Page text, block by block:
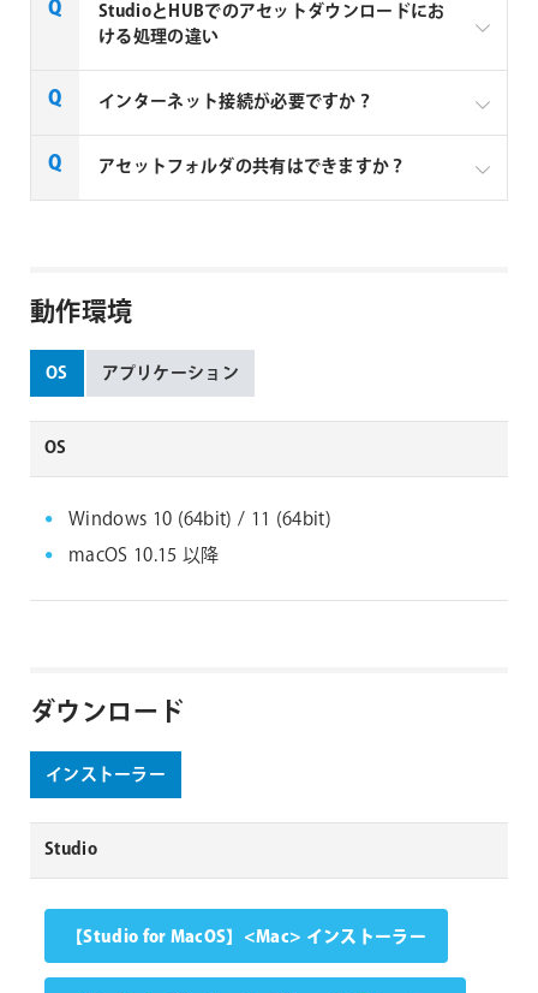
Greyscalegorilla HUB
Cinema 4Dユーザー専用
プラグイン、マテリアル、アセットにアクセス可
能
Plusライブラリ全体にアクセス可能
複数の3Dソフトを使用する場合に推奨
Greyscalegorilla HUB
Cinema 4Dユーザー専用
プラグイン、マテリアル、アセットにアクセス可
る3Dアプリケーション用のConnectorを選択し、指示
に従ってインストールします。
これは完全にユーザーの作業スタイルに依存します。
Greyscalegorillaプラグインが必要な場合: HUBを
使用してください。HUB経由でのみC4Dプラグイ
ンにアクセスすることができます。
マテリアルにのみアクセスが必要な場合 : Studioを
お勧めします。複数の3Dアプリケーションを使用
する場合は、Studioの方が切り替えが容易です。
StudioとHUBでのアセットダウンロードにお
ける処理の違い
Studioでは、使用したい個別のアセットを選んでダウ
ンロードします。個別のアセットではダウンロードで
きません。
インターネット接続が必要ですか？
はい、インターネット接続は必須です。
アセットフォルダの共有はできますか？
し、全員が同じアセットフォルダパスを設定すること
ができます。
ご注意：新しいアセットの「ダウンローダー」を1人
に指定することをお勧めします。そうしないと、複数
の人が同じアセットをダウンロードしてインストール
することになります。
動作環境
OS アプリケーション
OS
Windows 10 (64bit) / 11 (64bit)
macOS 10.15 以降
ダウンロード
インストーラー
Studio
【Studio for MacOS】<Mac> インストーラー